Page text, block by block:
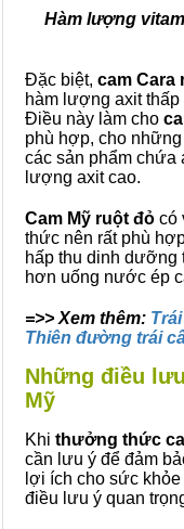
Hàm lượng
Đặc biệt, cam Cara
hàm lượng axit
Điều này làm cho
phù hợp, cho
các sản phẩm chứa
lượng axit cao.
Cam Mỹ ruột đỏ có
thức nên rất phù
hấp thu dinh dưỡng
hơn uống nước ép
=>> Xem thêm:
Thiên đường trái
Những điều
Mỹ
Khi thưởng thức
cần lưu ý để đảm
lợi ích cho sức
điều lưu ý quan